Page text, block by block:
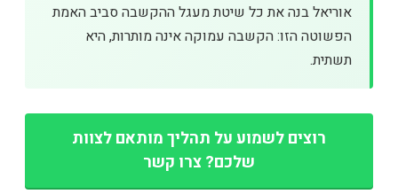
אוריאל בנה את כל שיטת מעגל ההקשבה סביב האמת
הפשוטה הזו: הקשבה עמוקה אינה מותרות, היא
תשתית.
רוצים לשמוע על תהליך מותאם לצוות
שלכם? צרו קשר